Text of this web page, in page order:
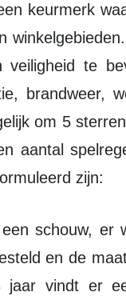
veiligheid te
brandweer,
om 5
aantal
zijn:
en de
vindt er